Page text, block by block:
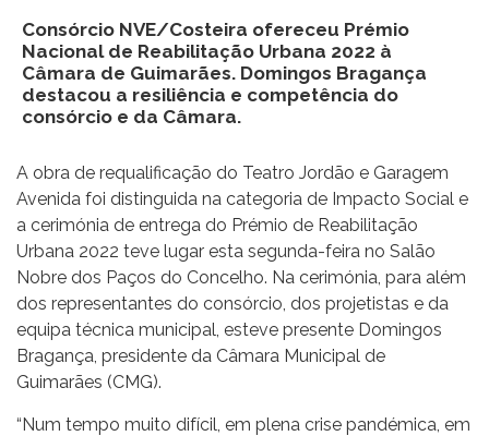
Consórcio NVE/Costeira ofereceu Prémio
Nacional de Reabilitação Urbana 2022 à
Câmara de Guimarães. Domingos Bragança
destacou a resiliência e competência do
consórcio e da Câmara.
A obra de requalificação do Teatro Jordão e Garagem
Avenida foi distinguida na categoria de Impacto Social e
a cerimónia de entrega do Prémio de Reabilitação
Urbana 2022 teve lugar esta segunda-feira no Salão
Nobre dos Paços do Concelho. Na cerimónia, para além
dos representantes do consórcio, dos projetistas e da
equipa técnica municipal, esteve presente Domingos
Bragança, presidente da Câmara Municipal de
Guimarães (CMG).
“Num tempo muito difícil, em plena crise pandémica, em